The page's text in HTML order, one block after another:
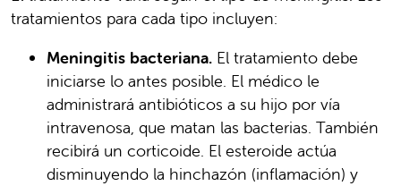
tratamientos para cada tipo incluyen:
Meningitis bacteriana. El tratamiento debe
iniciarse lo antes posible. El médico le
administrará antibióticos a su hijo por vía
intravenosa, que matan las bacterias. También
recibirá un corticoide. El esteroide actúa
disminuyendo la hinchazón (inflamación) y